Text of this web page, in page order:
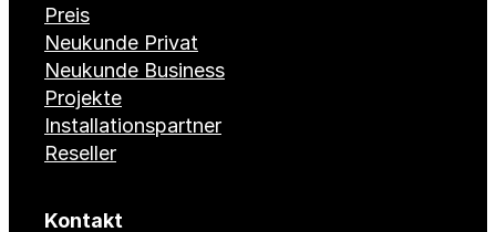
Preis
Neukunde Privat
Neukunde Business
Projekte
Installationspartner
Reseller
Kontakt